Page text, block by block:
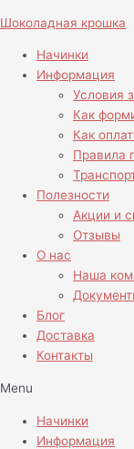
к
содержимому
Шоколадная крошка
Начинки
Информация
Условия
Как
Как
Правила
Полезности
Акции и
Отзывы
О нас
Наша
Блог
Доставка
Контакты
Menu
Начинки
Информация
товара
Капкейки